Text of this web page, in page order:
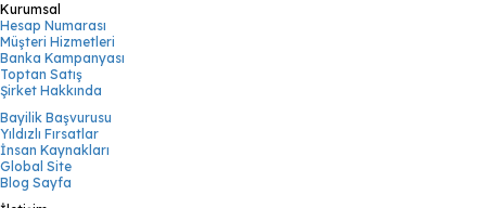
Kurumsal
Hesap Numarası
Müşteri Hizmetleri
Banka Kampanyası
Toptan Satış
Şirket Hakkında
Bayilik Başvurusu
Yıldızlı Fırsatlar
İnsan Kaynakları
Global Site
Blog Sayfa